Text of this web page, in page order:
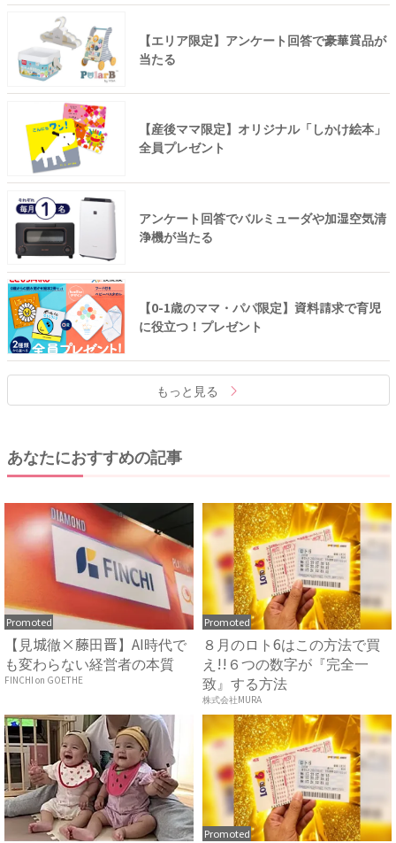
【エリア限定】アンケート回答で豪華賞品が
当たる
【産後ママ限定】オリジナル「しかけ絵本」
全員プレゼント
アンケート回答でバルミューダや加湿空気清
浄機が当たる
【0-1歳のママ・パパ限定】資料請求で育児
に役立つ！プレゼント
もっと見る
あなたにおすすめの記事
Promoted
【見城徹×藤田晋】AI時代で
も変わらない経営者の本質
FINCHI on GOETHE
Promoted
８月のロト6はこの方法で買
え!!６つの数字が『完全一
致』する方法
株式会社MURA
Promoted